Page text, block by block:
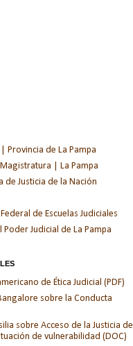
Provincia de La Pampa
| La Pampa
de Justicia de la Nación
de Escuelas Judiciales
Poder Judicial de La Pampa
de Ética Judicial (PDF)
sobre la Conducta
sobre Acceso de la Justicia de
de vulnerabilidad (DOC)